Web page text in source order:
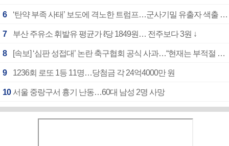
6 ‘탄약 부족 사태’ 보도에 격노한 트럼프…군사기밀 유출자 색출 지시
7 부산 주유소 휘발유 평균가 ℓ당 1849원… 전주보다 3원 ↓
8 [속보] ‘심판 성접대’ 논란 축구협회 공식 사과…“현재는 부적절 행위 없어”
9 1236회 로또 1등 11명…당첨금 각 24억4000만 원
10 서울 중랑구서 흉기 난동…60대 남성 2명 사망